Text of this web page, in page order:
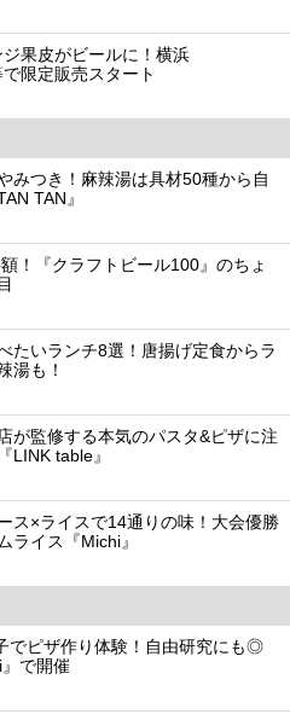
果皮がビールに！横浜
限定販売スタート
みつき！麻辣湯は具材50種から自
TAN』
！『クラフトビール100』のちょ
たいランチ8選！唐揚げ定食からラ
湯も！
が監修する本気のパスタ&ピザに注
LINK table』
ス×ライスで14通りの味！大会優勝
ライス『Michi』
でピザ作り体験！自由研究にも◎
で開催